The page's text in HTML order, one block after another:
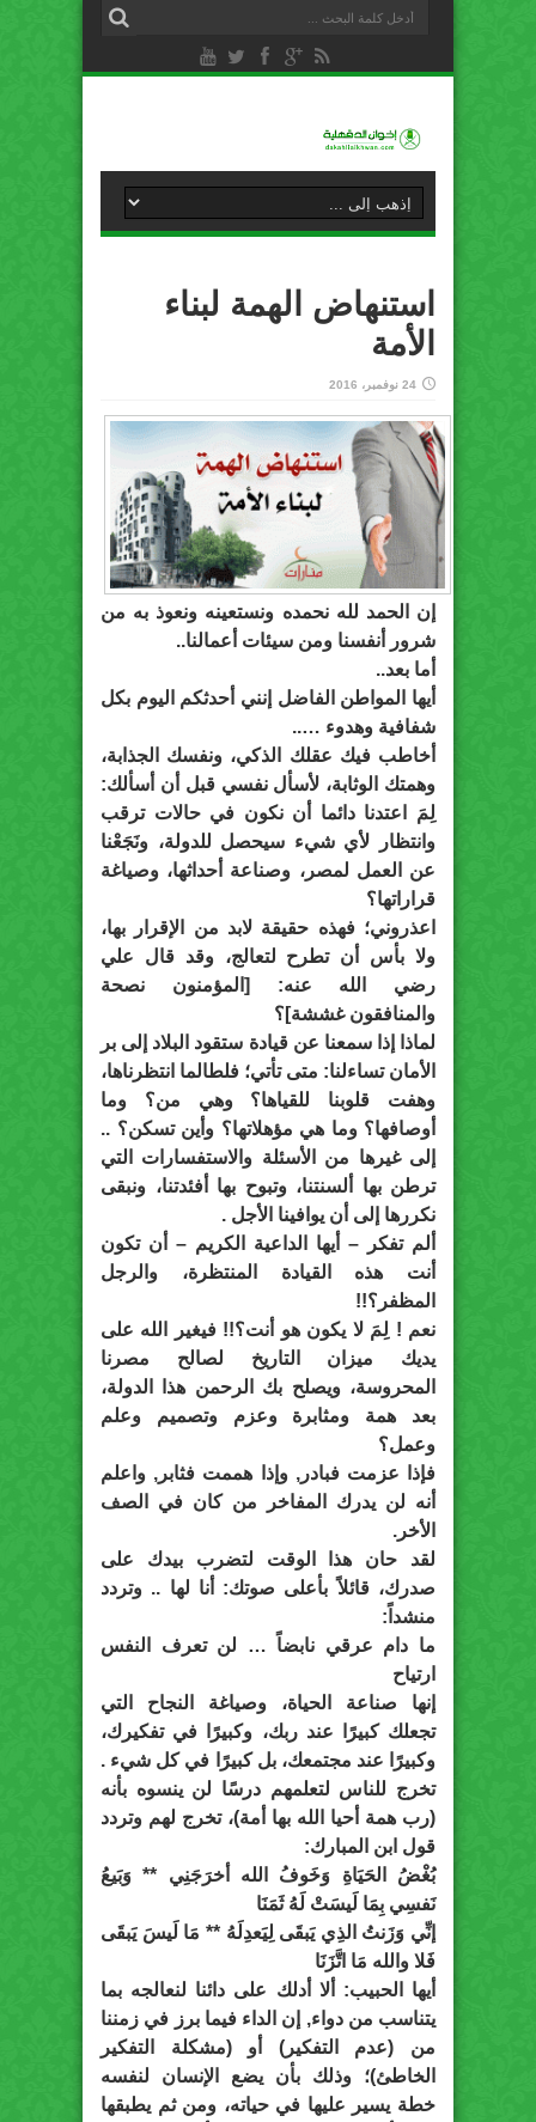
استنهاض الهمة لبناء
الأمة
24 نوفمبر، 2016
إن الحمد لله نحمده ونستعينه ونعوذ به من
شرور أنفسنا ومن سيئات أعمالنا..
أما بعد..
أيها المواطن الفاضل إنني أحدثكم اليوم بكل
شفافية وهدوء …..
أخاطب فيك عقلك الذكي، ونفسك الجذابة،
وهمتك الوثابة، لأسأل نفسي قبل أن أسألك:
لِمَ اعتدنا دائما أن نكون في حالات ترقب
وانتظار لأي شيء سيحصل للدولة، ونَجَعْنا
عن العمل لمصر، وصناعة أحداثها، وصياغة
قراراتها؟
اعذروني؛ فهذه حقيقة لابد من الإقرار بها،
ولا بأس أن تطرح لتعالج، وقد قال علي
رضي الله عنه: [المؤمنون نصحة
والمنافقون غششة]؟
لماذا إذا سمعنا عن قيادة ستقود البلاد إلى بر
الأمان تساءلنا: متى تأتي؛ فلطالما انتظرناها،
وهفت قلوبنا للقياها؟ وهي من؟ وما
أوصافها؟ وما هي مؤهلاتها؟ وأين تسكن؟ ..
إلى غيرها من الأسئلة والاستفسارات التي
ترطن بها ألسنتنا، وتبوح بها أفئدتنا، ونبقى
نكررها إلى أن يوافينا الأجل .
ألم تفكر – أيها الداعية الكريم – أن تكون
أنت هذه القيادة المنتظرة، والرجل
المظفر؟!!
نعم ! لِمَ لا يكون هو أنت؟!! فيغير الله على
يديك ميزان التاريخ لصالح مصرنا
المحروسة، ويصلح بك الرحمن هذا الدولة،
بعد همة ومثابرة وعزم وتصميم وعلم
وعمل؟
فإذا عزمت فبادر, وإذا هممت فثابر, واعلم
أنه لن يدرك المفاخر من كان في الصف
الأخر.
لقد حان هذا الوقت لتضرب بيدك على
صدرك، قائلاً بأعلى صوتك: أنا لها .. وتردد
منشداً:
ما دام عرقي نابضاً … لن تعرف النفس
ارتياح
إنها صناعة الحياة، وصياغة النجاح التي
تجعلك كبيرًا عند ربك، وكبيرًا في تفكيرك،
وكبيرًا عند مجتمعك، بل كبيرًا في كل شيء .
تخرج للناس لتعلمهم درسًا لن ينسوه بأنه
(رب همة أحيا الله بها أمة)، تخرج لهم وتردد
قول ابن المبارك:
بُغْضُ الحَيَاةِ وَخَوفُ الله أخرَجَنِي ** وَبَيعُ
نَفسِي بِمَا لَيسَتْ لَهُ ثَمَنَا
إنِّي وَزَنتُ الذِي يَبقَى لِيَعدِلَهُ ** مَا لَيسَ يَبقَى
فَلا والله مَا اتَّزَنَا
أيها الحبيب: ألا أدلك على دائنا لنعالجه بما
يتناسب من دواء, إن الداء فيما برز في زمننا
من (عدم التفكير) أو (مشكلة التفكير
الخاطئ)؛ وذلك بأن يضع الإنسان لنفسه
خطة يسير عليها في حياته، ومن ثم يطبقها